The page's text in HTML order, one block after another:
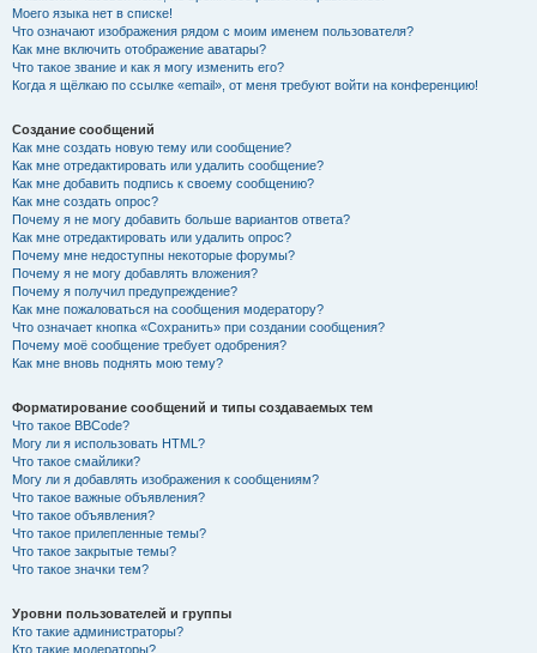
Моего языка нет в списке!
Что означают изображения рядом с моим именем пользователя?
Как мне включить отображение аватары?
Что такое звание и как я могу изменить его?
Когда я щёлкаю по ссылке «email», от меня требуют войти на конференцию!
Создание сообщений
Как мне создать новую тему или сообщение?
Как мне отредактировать или удалить сообщение?
Как мне добавить подпись к своему сообщению?
Как мне создать опрос?
Почему я не могу добавить больше вариантов ответа?
Как мне отредактировать или удалить опрос?
Почему мне недоступны некоторые форумы?
Почему я не могу добавлять вложения?
Почему я получил предупреждение?
Как мне пожаловаться на сообщения модератору?
Что означает кнопка «Сохранить» при создании сообщения?
Почему моё сообщение требует одобрения?
Как мне вновь поднять мою тему?
Форматирование сообщений и типы создаваемых тем
Что такое BBCode?
Могу ли я использовать HTML?
Что такое смайлики?
Могу ли я добавлять изображения к сообщениям?
Что такое важные объявления?
Что такое объявления?
Что такое прилепленные темы?
Что такое закрытые темы?
Что такое значки тем?
Уровни пользователей и группы
Кто такие администраторы?
Кто такие модераторы?